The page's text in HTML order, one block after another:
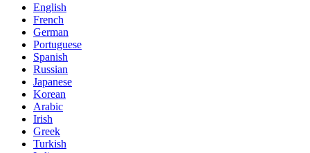
English
French
German
Portuguese
Spanish
Russian
Japanese
Korean
Arabic
Irish
Greek
Turkish